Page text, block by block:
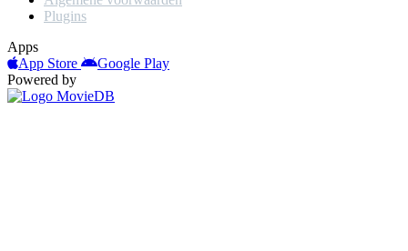
Plugins
Apps
App Store
Google Play
Powered by